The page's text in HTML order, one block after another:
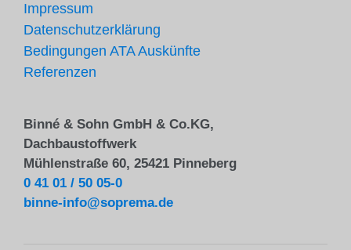
Impressum
Datenschutzerklärung
Bedingungen ATA Auskünfte
Referenzen
Binné & Sohn GmbH & Co.KG,
Dachbaustoffwerk
Mühlenstraße 60, 25421 Pinneberg
0 41 01 / 50 05-0
binne-info@soprema.de